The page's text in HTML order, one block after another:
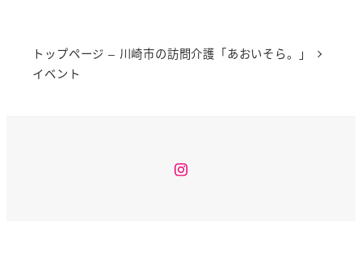
トップページ – 川崎市の訪問介護「あおいそら。」
イベント
Instagram